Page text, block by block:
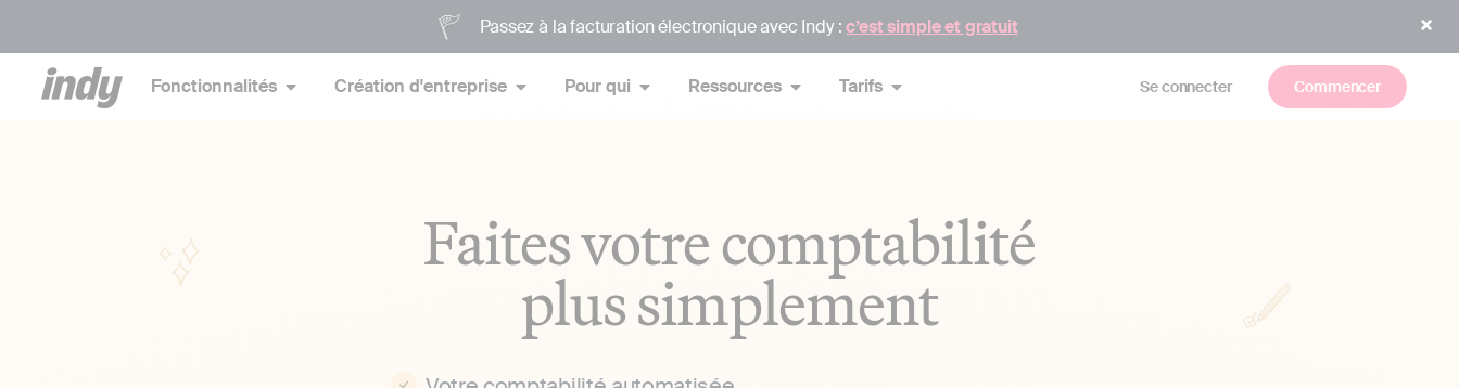
Passez à la facturation électronique avec Indy :c’est simple et gratuit
Fonctionnalités Création d'entreprise Pour qui Ressources Tarifs Se connecter Commencer
Faites votre comptabilité
plus simplement